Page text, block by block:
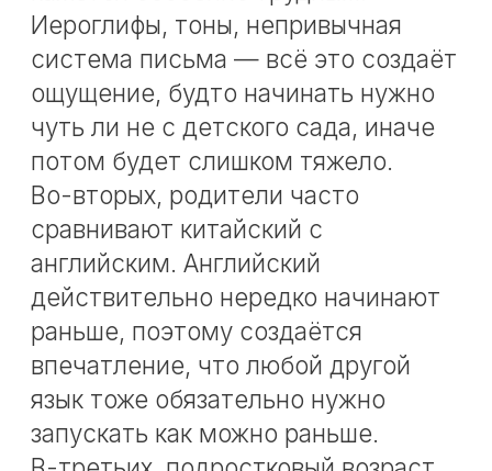
каитайского языка
Подростки 12–14 лет уже заметно
отличаются от младших детей по
способу восприятия и работы с
материалом. У них есть качества,
которые помогают в изучении
языка.
Больше осознанности
В этом возрасте ребёнок уже
лучше понимает, зачем вообще
ему нужен язык. Он может
связывать занятия с будущими
поездками, интересом к культуре,
желанием выделиться, планами на
учёбу или просто с любопытством
к чему-то новому. Когда
появляется внутренняя мотивация,